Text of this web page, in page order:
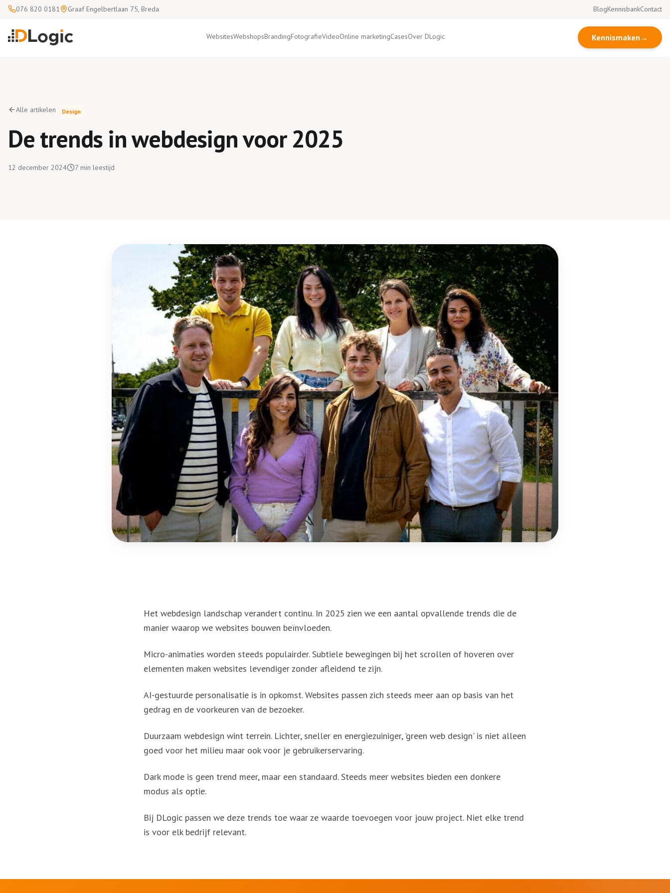
076 820 0181 Graaf Engelbertlaan 75, Breda BlogKennisbankContact
WebsitesWebshopsBrandingFotografieVideoOnline marketingCasesOver DLogic Kennismaken →
Alle artikelen Design
De trends in webdesign voor 2025
12 december 2024 7 min leestijd
Het webdesign landschap verandert continu. In 2025 zien we een aantal opvallende trends die de
manier waarop we websites bouwen beïnvloeden.
Micro-animaties worden steeds populairder. Subtiele bewegingen bij het scrollen of hoveren over
elementen maken websites levendiger zonder afleidend te zijn.
AI-gestuurde personalisatie is in opkomst. Websites passen zich steeds meer aan op basis van het
gedrag en de voorkeuren van de bezoeker.
Duurzaam webdesign wint terrein. Lichter, sneller en energiezuiniger, 'green web design' is niet alleen
goed voor het milieu maar ook voor je gebruikerservaring.
Dark mode is geen trend meer, maar een standaard. Steeds meer websites bieden een donkere
modus als optie.
Bij DLogic passen we deze trends toe waar ze waarde toevoegen voor jouw project. Niet elke trend
is voor elk bedrijf relevant.